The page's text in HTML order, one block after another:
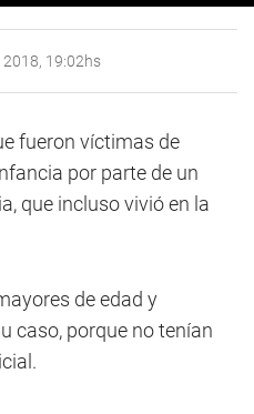
2018, 19:02hs
fueron víctimas de
por parte de un
que incluso vivió en la
de edad y
caso, porque no tenían